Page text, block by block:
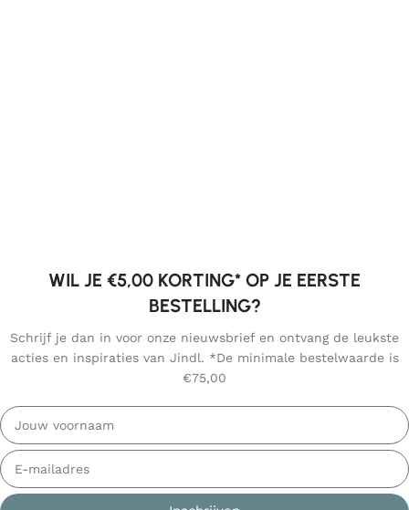
WIL JE €5,00 KORTING* OP JE EERSTE
BESTELLING?
Schrijf je dan in voor onze nieuwsbrief en ontvang de leukste
acties en inspiraties van Jindl. *De minimale bestelwaarde is
€75,00